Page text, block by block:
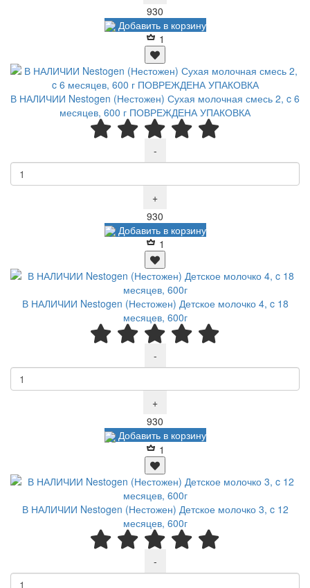
930
Добавить в корзину
1
В НАЛИЧИИ Nestogen (Нестожен) Сухая молочная смесь 2, c 6
месяцев, 600 г ПОВРЕЖДЕНА УПАКОВКА
-
+
930
Добавить в корзину
1
В НАЛИЧИИ Nestogen (Нестожен) Детское молочко 4, c 18
месяцев, 600г
-
+
930
Добавить в корзину
1
В НАЛИЧИИ Nestogen (Нестожен) Детское молочко 3, c 12
месяцев, 600г
-